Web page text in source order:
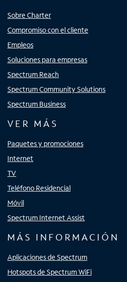
Sobre Charter
Compromiso con el cliente
Empleos
Soluciones para empresas
Spectrum Reach
Spectrum Community Solutions
Spectrum Business
VER MÁS
Paquetes y promociones
Internet
TV
Teléfono Residencial
Móvil
Spectrum Internet Assist
MÁS INFORMACIÓN
Aplicaciones de Spectrum
Hotspots de Spectrum WiFi